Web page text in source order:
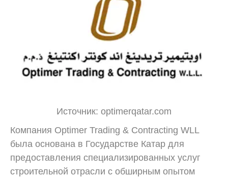
Источник: optimerqatar.com
Компания Optimer Trading & Contracting WLL
была основана в Государстве Катар для
предоставления специализированных услуг
строительной отрасли с обширным опытом